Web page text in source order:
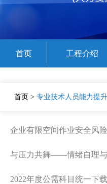
首页 工程介绍
首页 > 专业技术人员能力提
企业有限空间作业安全风
与压力共舞——情绪自理
2022年度公需科目统一下载